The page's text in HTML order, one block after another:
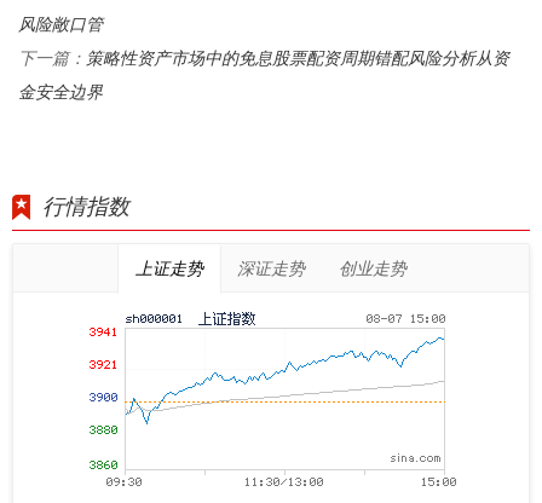
风险敞口管
下一篇： 策略性资产市场中的免息股票配资周期错配风险分析从资
金安全边界
行情指数
上证走势 深证走势 创业走势